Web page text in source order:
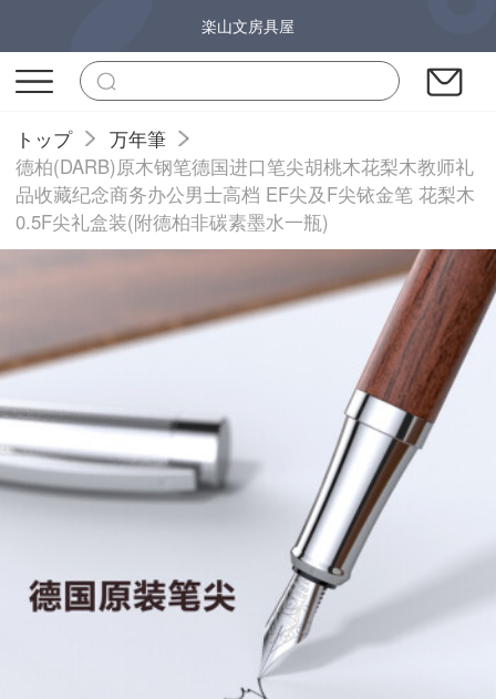
楽山文房具屋
トップ
万年筆
德柏(DARB)原木钢笔德国进口笔尖胡桃木花梨木教师礼
品收藏纪念商务办公男士高档 EF尖及F尖铱金笔 花梨木
0.5F尖礼盒装(附德柏非碳素墨水一瓶)